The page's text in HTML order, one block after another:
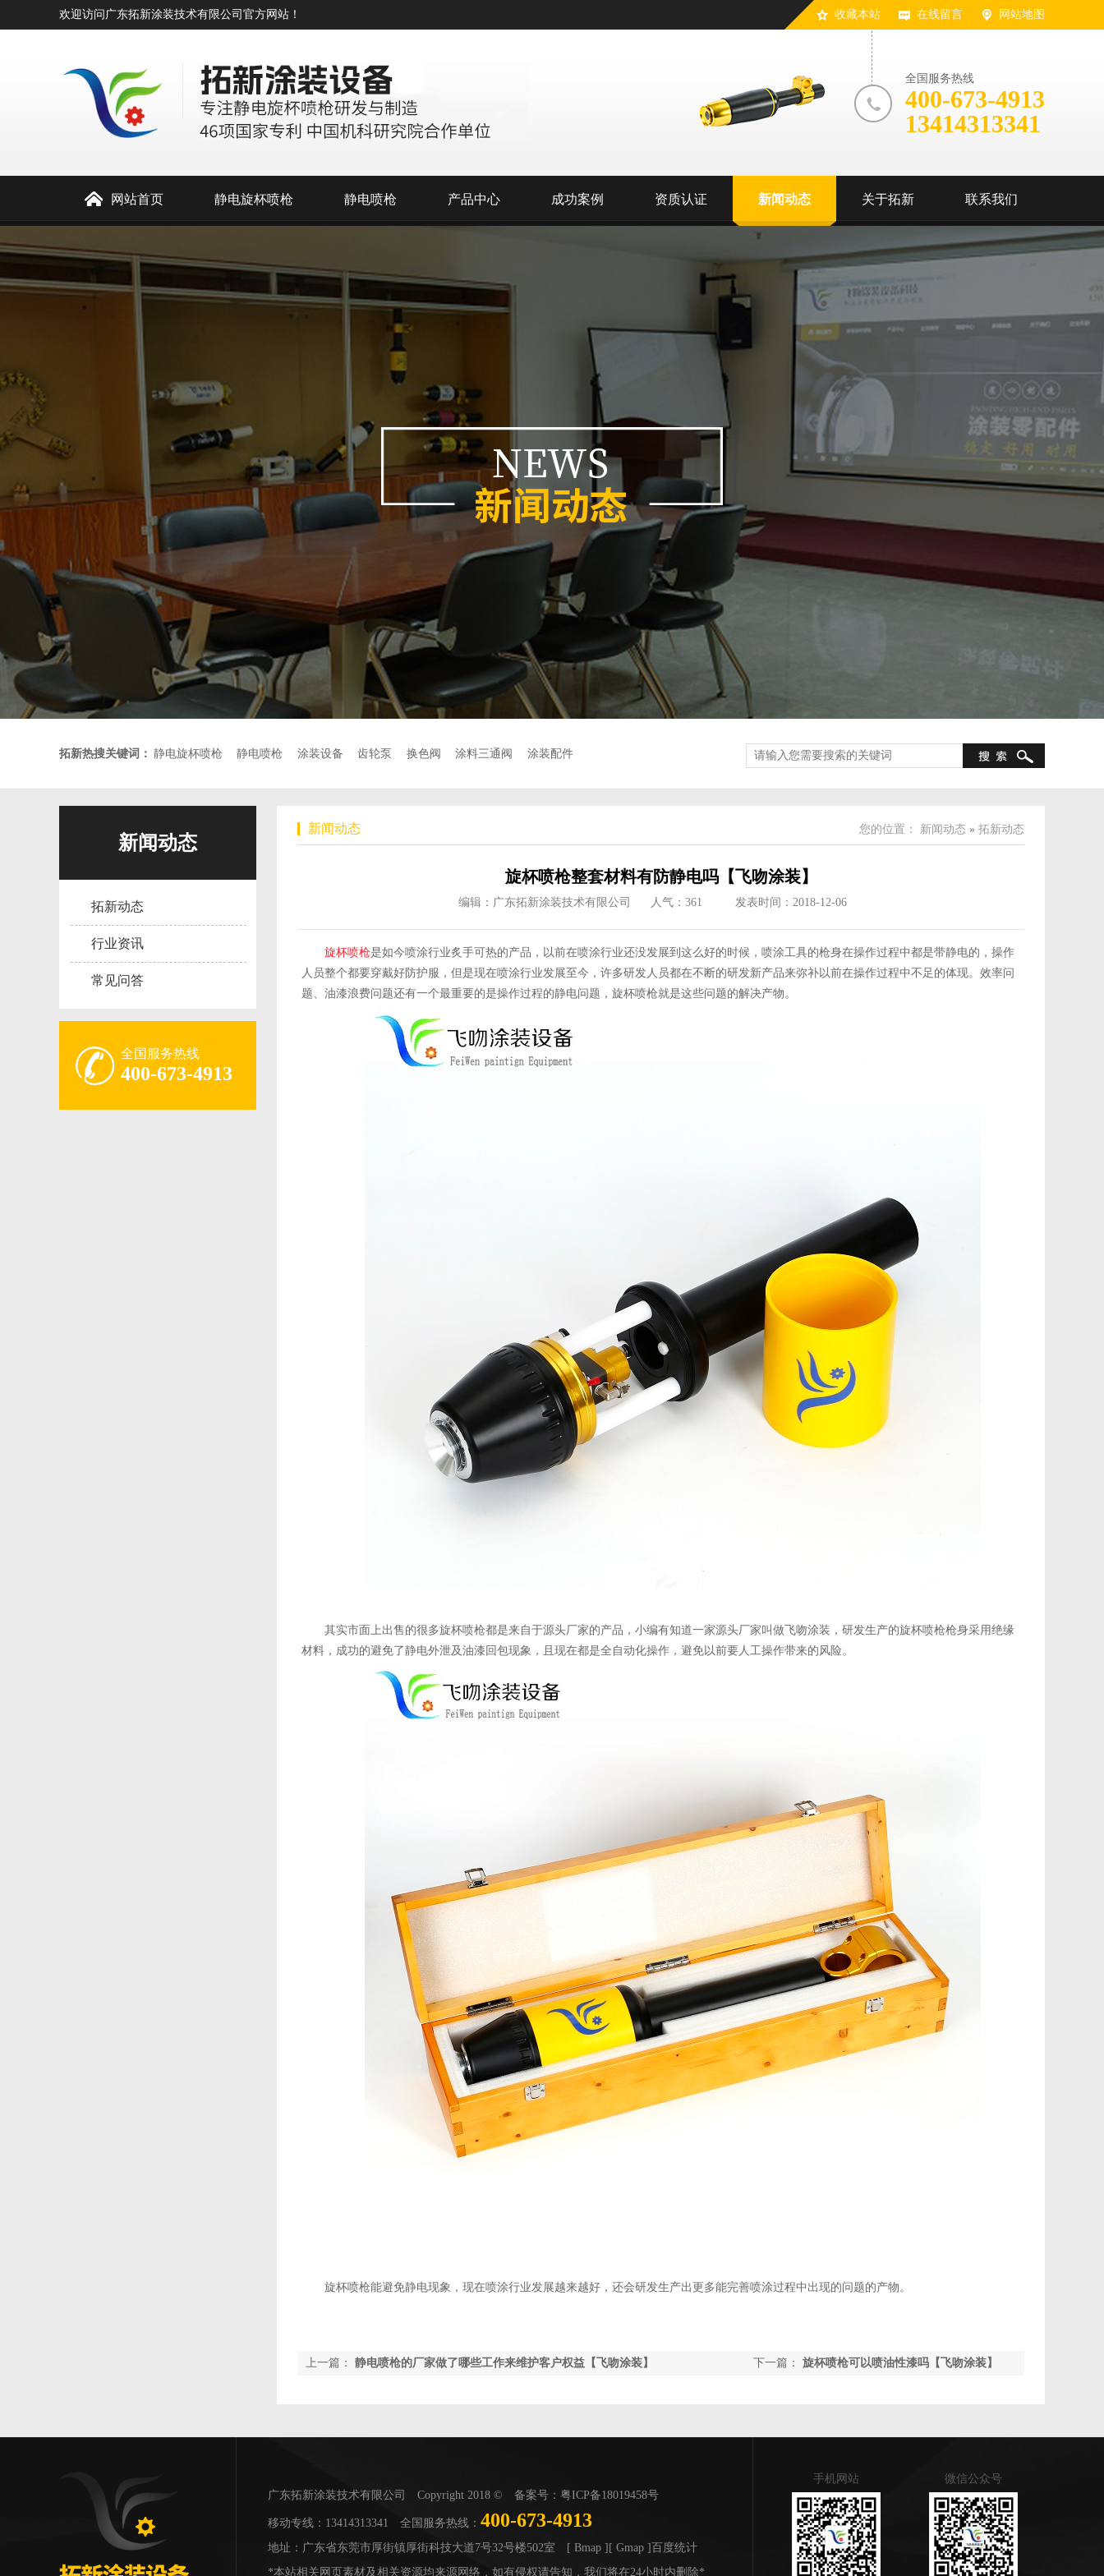
收藏本站 在线留言 网站地图
欢迎访问广东拓新涂装技术有限公司官方网站！
全国服务热线
400-673-4913
13414313341
网站首页 静电旋杯喷枪 静电喷枪 产品中心 成功案例 资质认证 新闻动态 关于拓新 联系我们
拓新热搜关键词： 静电旋杯喷枪 静电喷枪 涂装设备 齿轮泵 换色阀 涂料三通阀 涂装配件
新闻动态
拓新动态
行业资讯
常见问答
全国服务热线
400-673-4913
新闻动态 您的位置： 新闻动态 » 拓新动态
旋杯喷枪整套材料有防静电吗【飞吻涂装】
编辑：广东拓新涂装技术有限公司 人气： 361 发表时间：2018-12-06
旋杯喷枪是如今喷涂行业炙手可热的产品，以前在喷涂行业还没发展到这么好的时候，喷涂工具的枪身在操作过程中都是带静电的，操作
人员整个都要穿戴好防护服，但是现在喷涂行业发展至今，许多研发人员都在不断的研发新产品来弥补以前在操作过程中不足的体现。效率问
题、油漆浪费问题还有一个最重要的是操作过程的静电问题，旋杯喷枪就是这些问题的解决产物。
其实市面上出售的很多旋杯喷枪都是来自于源头厂家的产品，小编有知道一家源头厂家叫做飞吻涂装，研发生产的旋杯喷枪枪身采用绝缘
材料，成功的避免了静电外泄及油漆回包现象，且现在都是全自动化操作，避免以前要人工操作带来的风险。
旋杯喷枪能避免静电现象，现在喷涂行业发展越来越好，还会研发生产出更多能完善喷涂过程中出现的问题的产物。
下一篇： 旋杯喷枪可以喷油性漆吗【飞吻涂装】
上一篇： 静电喷枪的厂家做了哪些工作来维护客户权益【飞吻涂装】
广东拓新涂装技术有限公司 Copyright 2018 © 备案号： 粤ICP备18019458号
移动专线：13414313341 全国服务热线： 400-673-4913
地址：广东省东莞市厚街镇厚街科技大道7号32号楼502室 [ Bmap ] [ Gmap ] 百度统计
*本站相关网页素材及相关资源均来源网络，如有侵权请告知，我们将在24小时内删除*
手机网站 微信公众号